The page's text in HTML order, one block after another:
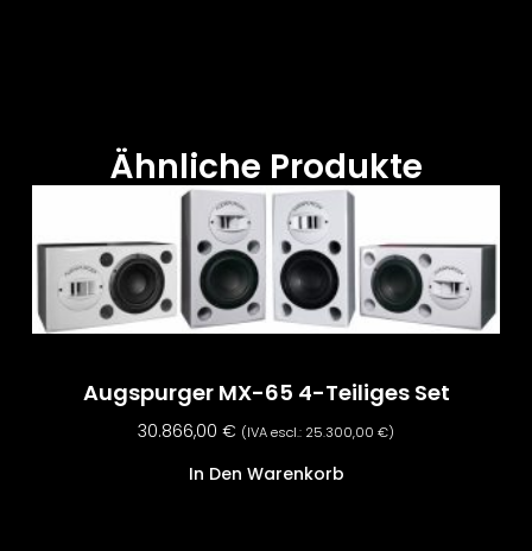
Ähnliche Produkte
Augspurger MX-65 4-Teiliges Set
30.866,00 € (IVA escl.: 25.300,00 €)
In Den Warenkorb